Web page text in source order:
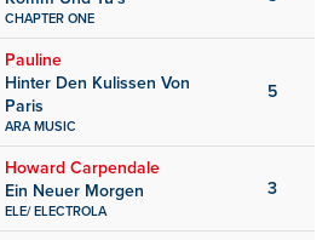
CHAPTER ONE
Pauline
Hinter Den Kulissen Von
Paris
ARA MUSIC
5
Howard Carpendale
Ein Neuer Morgen
ELE/ ELECTROLA
3